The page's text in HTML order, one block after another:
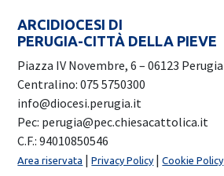
ARCIDIOCESI DI
PERUGIA-CITTÀ DELLA PIEVE
Piazza IV Novembre, 6 – 06123 Perugia
Centralino: 075 5750300
info@diocesi.perugia.it
Pec: perugia@pec.chiesacattolica.it
C.F.: 94010850546
Area riservata |Privacy Policy |Cookie Policy